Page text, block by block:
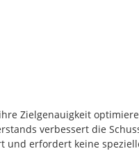
Zielgenauigkeit
verbessert die
und erfordert keine